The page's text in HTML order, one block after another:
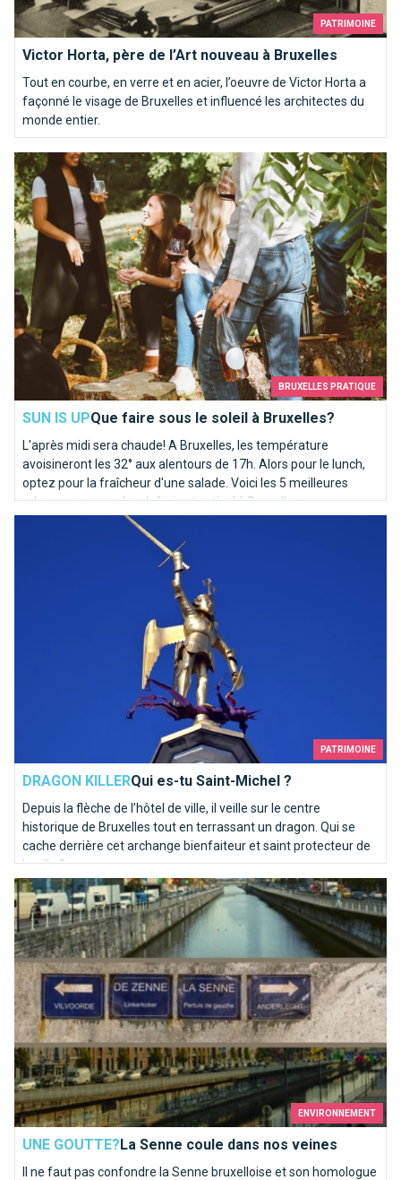
PATRIMOINE
Victor Horta, père de l’Art nouveau à Bruxelles
Tout en courbe, en verre et en acier, l’oeuvre de Victor Horta a
façonné le visage de Bruxelles et influencé les architectes du
monde entier.
BRUXELLES PRATIQUE
SUN IS UPQue faire sous le soleil à Bruxelles?
L'après midi sera chaude! A Bruxelles, les température
avoisineront les 32° aux alentours de 17h. Alors pour le lunch,
optez pour la fraîcheur d'une salade. Voici les 5 meilleures
adresses pour un lunch frais et estival à Bruxelles.
Que faire sous le soleil à Bruxelles?
PATRIMOINE
DRAGON KILLERQui es-tu Saint-Michel ?
Depuis la flèche de l’hôtel de ville, il veille sur le centre
historique de Bruxelles tout en terrassant un dragon. Qui se
cache derrière cet archange bienfaiteur et saint protecteur de
la ville ?
Qui es-tu Saint-Michel ?
ENVIRONNEMENT
UNE GOUTTE?La Senne coule dans nos veines
Il ne faut pas confondre la Senne bruxelloise et son homologue
La Senne coule dans nos veines